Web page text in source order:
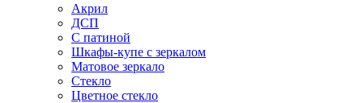
Акрил
ДСП
С патиной
Шкафы-купе с зеркалом
Матовое зеркало
Стекло
Цветное стекло